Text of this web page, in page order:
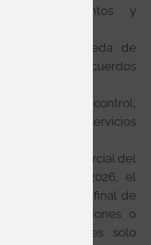
retail, recintos y
en busqueda de
y acuerdos
en software, control,
analitica y servicios
el interes comercial del
de ISE 2026, el
autoridad final de
soluciones o
ISE no es solo